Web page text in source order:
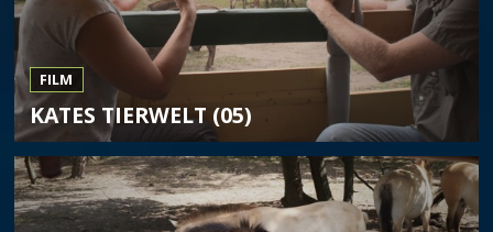
FILM
KATES TIERWELT (05)